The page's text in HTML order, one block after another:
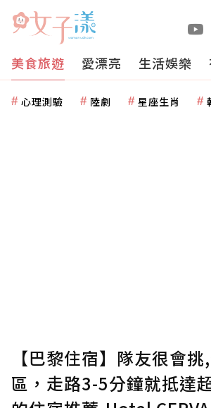
美食旅遊 愛漂亮 生活娛樂
心理測驗 陸劇 星座生肖
【巴黎住宿】隊友很會
區，走路3-5分鐘就抵達